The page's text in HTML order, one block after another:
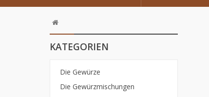
KATEGORIEN
Die Gewürze
Die Gewürzmischungen